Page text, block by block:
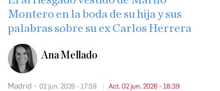
Montero en la boda de su hija y sus
palabras sobre su ex Carlos Herrera
Ana Mellado
Madrid 02 jun. 2026 - 17:59 Act. 02 jun. 2026 - 18:39